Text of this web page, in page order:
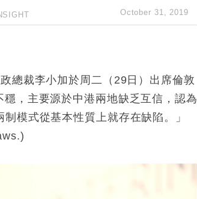
October 31, 2019
總裁李小加於周二（29日）出席倫敦
，主要源於中港兩地缺乏互信，認為
模式從基本性質上就存在缺陷。」